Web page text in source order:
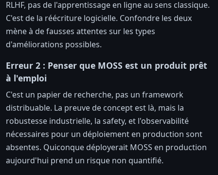
RLHF, pas de l'apprentissage en ligne au sens classique.
C'est de la réécriture logicielle. Confondre les deux
mène à de fausses attentes sur les types
d'améliorations possibles.
Erreur 2 : Penser que MOSS est un produit prêt
à l'emploi
C'est un papier de recherche, pas un framework
distribuable. La preuve de concept est là, mais la
robustesse industrielle, la safety, et l'observabilité
nécessaires pour un déploiement en production sont
absentes. Quiconque déployerait MOSS en production
aujourd'hui prend un risque non quantifié.